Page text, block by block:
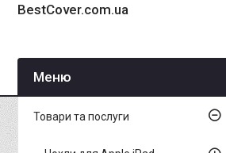
BestCover.com.ua
Товари та послуги